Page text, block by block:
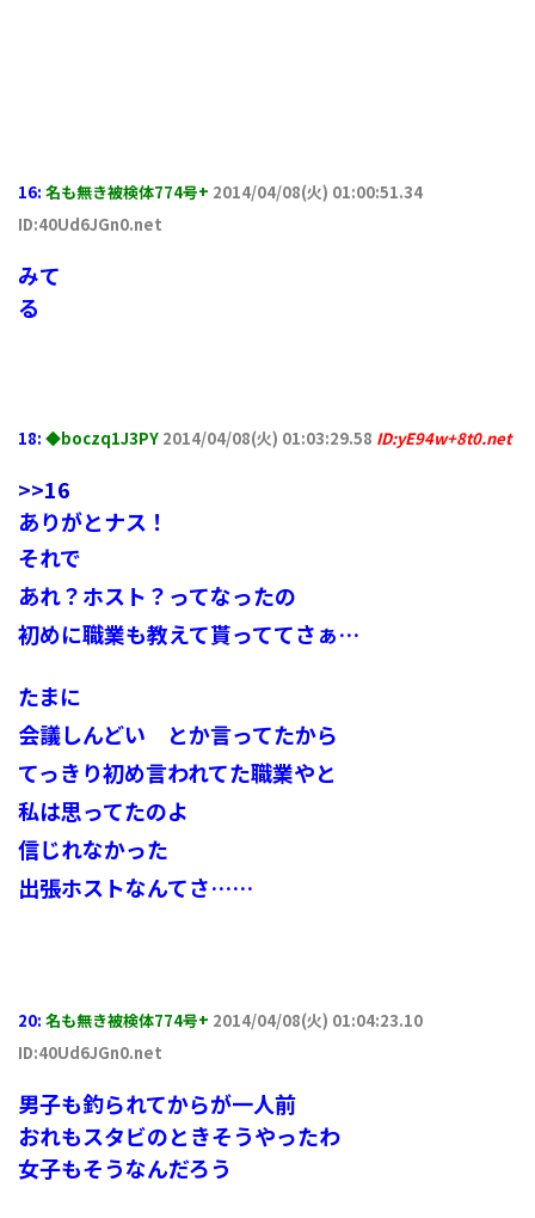
16: 名も無き被検体774号+ 2014/04/08(火) 01:00:51.34
ID:40Ud6JGn0.net
みて
る
18: ◆boczq1J3PY 2014/04/08(火) 01:03:29.58 ID:yE94w+8t0.net
>>16
ありがとナス！
それで
あれ？ホスト？ってなったの
初めに職業も教えて貰っててさぁ…
たまに
会議しんどい とか言ってたから
てっきり初め言われてた職業やと
私は思ってたのよ
信じれなかった
出張ホストなんてさ……
20: 名も無き被検体774号+ 2014/04/08(火) 01:04:23.10
ID:40Ud6JGn0.net
男子も釣られてからが一人前
おれもスタビのときそうやったわ
女子もそうなんだろう